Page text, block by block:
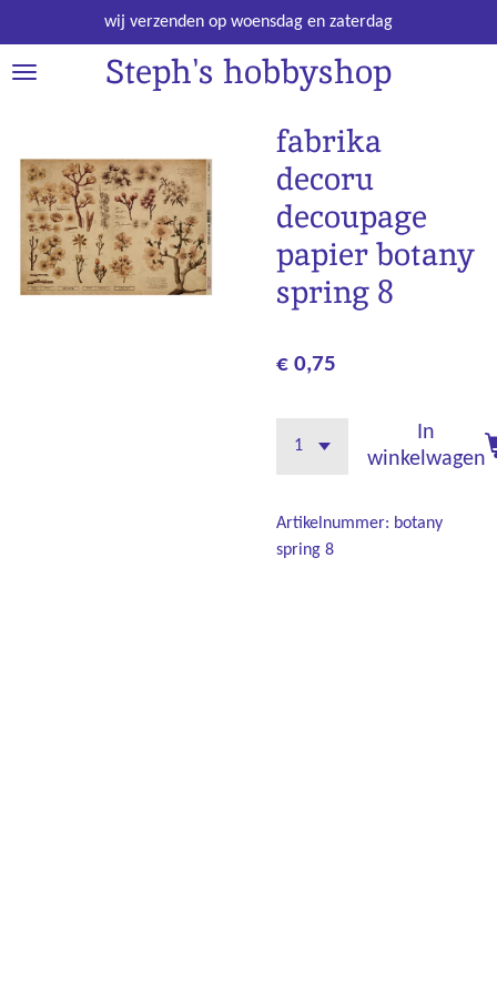
direct
naar
Steph's hobbyshop
wij verzenden op woensdag en zaterdag
fabrika
decoru
decoupage
papier botany
spring 8
€ 0,75
In
winkelwagen
Artikelnummer: botany
spring 8